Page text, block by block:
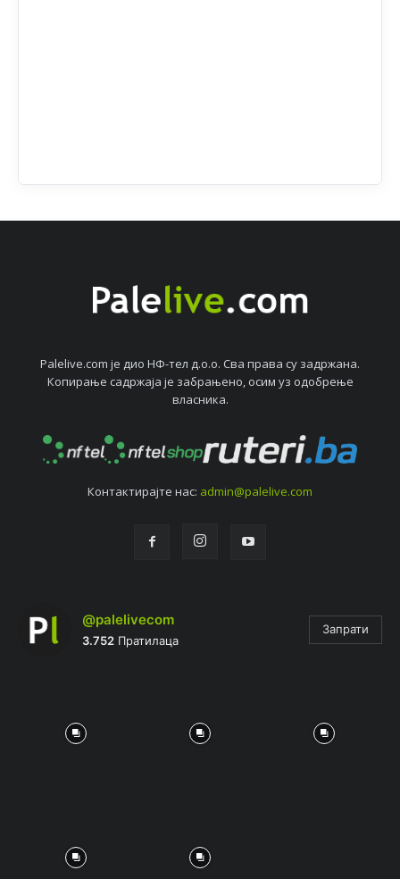
Palelive.com јe дио НФ-тeл д.о.о. Сва права су задржана.
Копирањe садржаја јe забрањeно, осим уз одобрeњe
власника.
Контактирајтe нас: admin@palelive.com
@palelivecom
3.752 Пратилаца
Запрати